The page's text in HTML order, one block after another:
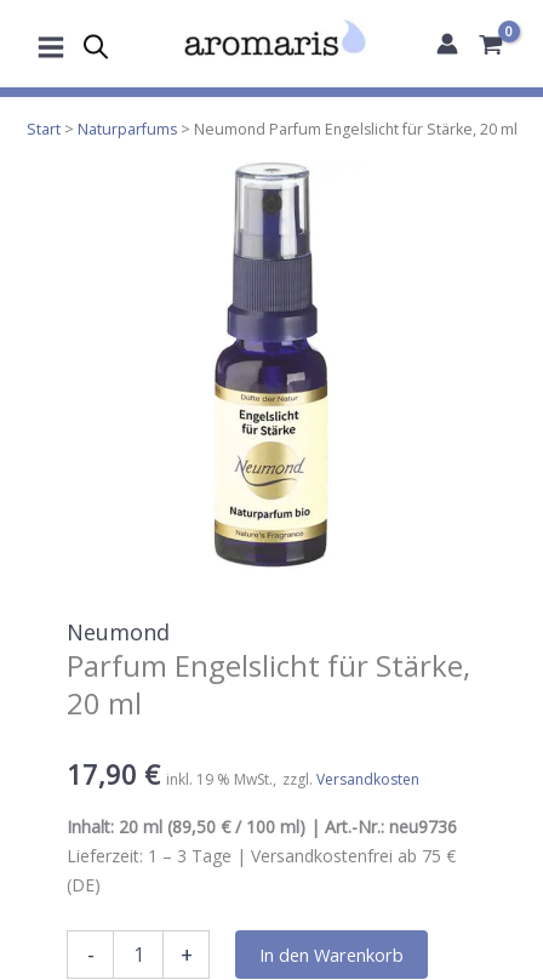
Inhalt
Start> Naturparfums> Neumond Parfum Engelslicht für Stärke, 20 ml
Neumond
Parfum Engelslicht für Stärke,
20 ml
17,90 € inkl. 19 % MwSt. zzgl. Versandkosten
Inhalt: 20 ml (89,50 € / 100 ml) | Art.-Nr.: neu9736
Lieferzeit: 1 – 3 Tage | Versandkostenfrei ab 75 €
(DE)
-
Parfum
+ In den Warenkorb